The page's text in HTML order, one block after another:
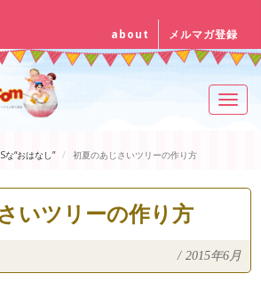
about メルマガ登録
な“おはなし” 初夏のあじさいツリーの作り方
いツリーの作り方
/ 2015年6月